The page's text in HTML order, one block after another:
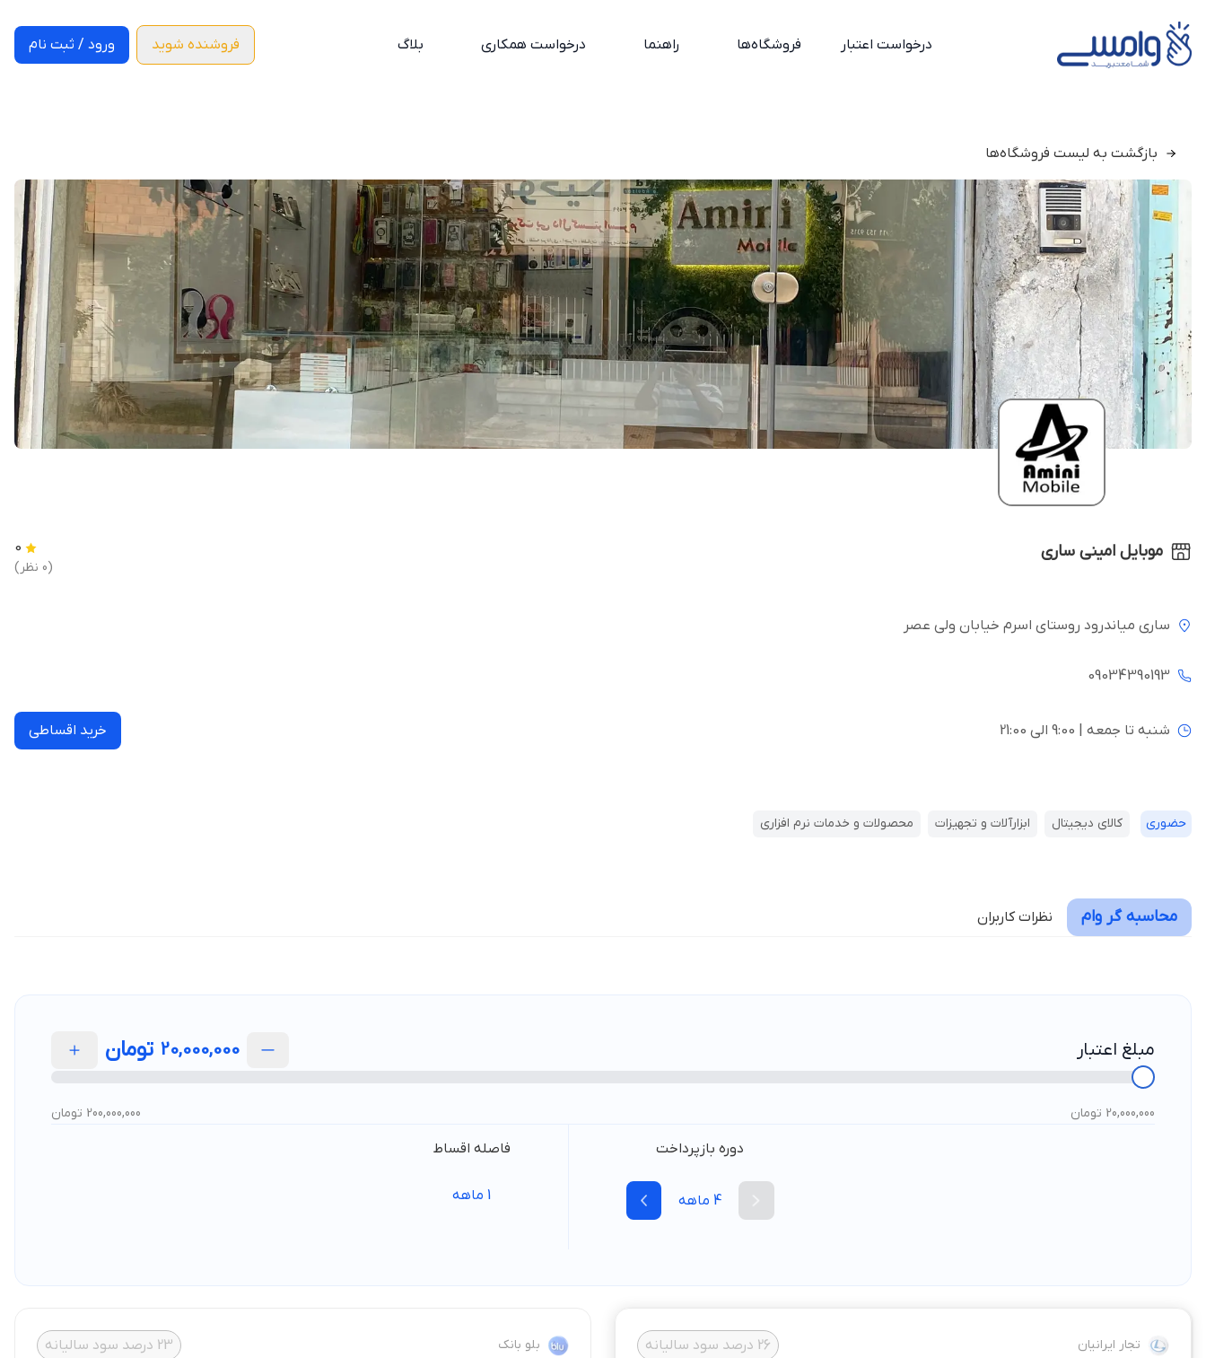
درخواست اعتبار فروشگاه‌ها راهنما درخواست همکاری بلاگ فروشنده شوید ورود / ثبت نام
بازگشت به لیست فروشگاه‌ها
موبایل امینی ساری 0
(0 نظر)
ساری میاندرود روستای اسرم خیابان ولی عصر
09034390193
شنبه تا جمعه | 9:00 الی 21:00 خرید اقساطی
حضوری کالای دیجیتال ابزارآلات و تجهیزات محصولات و خدمات نرم افزاری
محاسبه گر وام نظرات کاربران
مبلغ اعتبار 20,000,000 تومان
20,000,000 تومان 200,000,000 تومان
دوره بازپرداخت
4 ماهه
فاصله اقساط
1 ماهه
تجار ایرانیان 26 درصد سود سالیانه بلو بانک 23 درصد سود سالیانه